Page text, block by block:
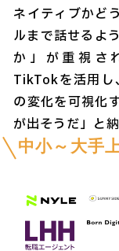
ネイティブかど
ルまで話せるよ
か」が重視さ
TikTokを活用し
の変化を可視化
が出そうだ」と
中小～大手